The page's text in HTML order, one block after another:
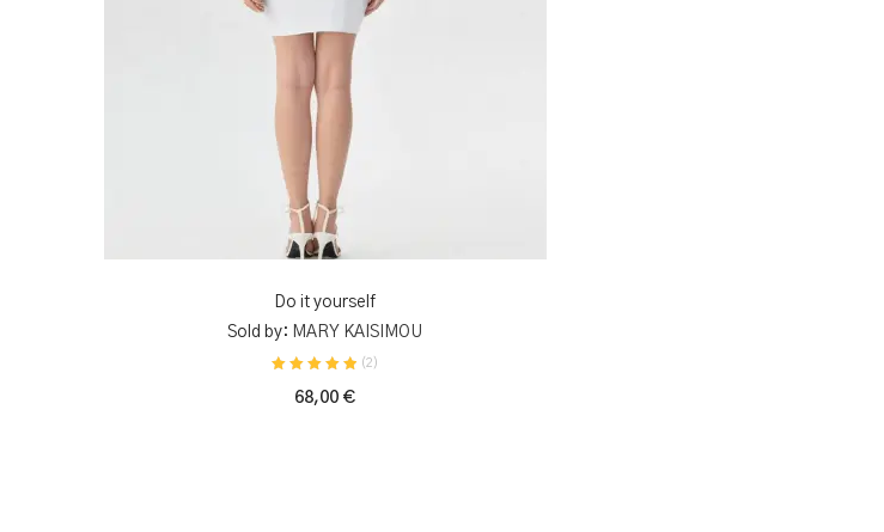
Do it yourself
Sold by: MARY KAISIMOU
(2)
68,00 €